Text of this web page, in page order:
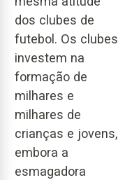
dos clubes de
futebol. Os clubes
investem na
formação de
milhares e
milhares de
crianças e jovens,
embora a
esmagadora